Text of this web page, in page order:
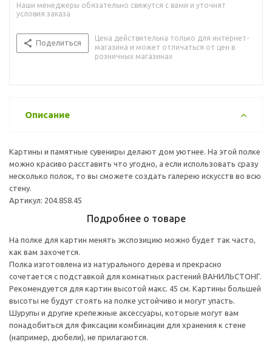
Наши менеджеры обязательно свяжутся с вами и уточнят
условия заказа
Поделиться
Цена действительна только для интернет-
магазина и может отличаться от цен в
розничных магазинах
Описание
Картины и памятные сувениры делают дом уютнее. На этой полке
можно красиво расставить что угодно, а если использовать сразу
несколько полок, то вы сможете создать галерею искусств во всю
стену.
Артикул: 204.858.45
Подробнее о товаре
На полке для картин менять экспозицию можно будет так часто,
как вам захочется.
Полка изготовлена из натурального дерева и прекрасно
сочетается с подставкой для комнатных растений ВАНИЛЬСТОНГ.
Рекомендуется для картин высотой макс. 45 см. Картины большей
высоты не будут стоять на полке устойчиво и могут упасть.
Шурупы и другие крепежные аксессуары, которые могут вам
понадобиться для фиксации комбинации для хранения к стене
(например, дюбели), не прилагаются.